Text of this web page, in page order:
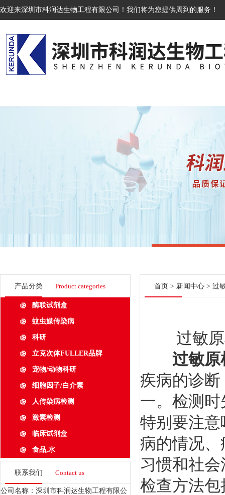
欢迎来深圳市科润达生物工程有限公司！我们将为您提供周到的服务！
产品分类 Product categories
酶联试剂盒
蚊虫媒传染病
科研
立克次体FULLER品牌
宠物/动物科研
细胞因子/白介素
人传染病检测
激素检测
临床试剂盒
食品,水
联系我们 Contact us
公司名称：深圳市科润达生物工程有限公
首页 > 新闻中心 > 过
过敏原
过敏原
疾病的诊
一。检测
特别要注
病的情况
习惯和社
检查方法